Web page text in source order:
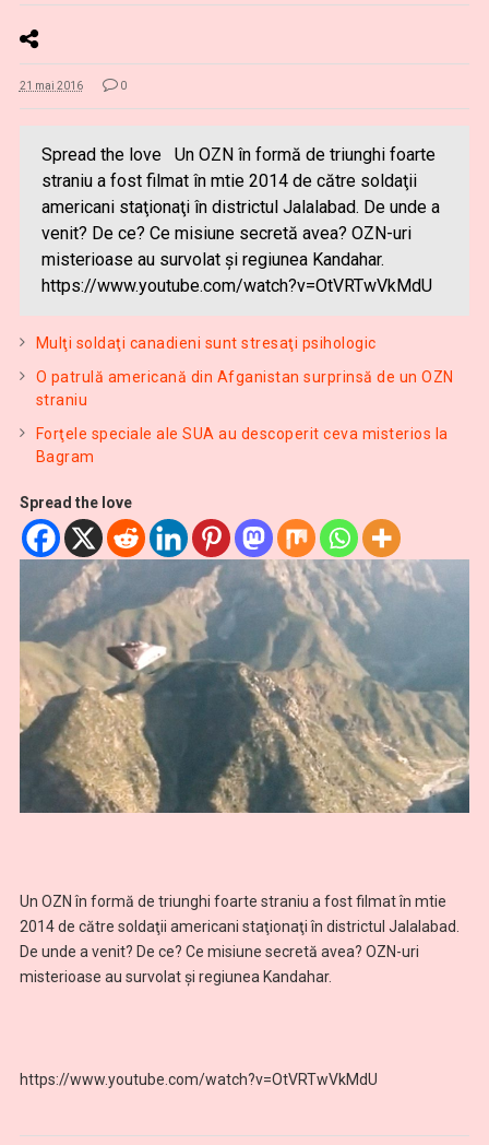
21 mai 2016 0
Spread the love Un OZN în formă de triunghi foarte
straniu a fost filmat în mtie 2014 de către soldaţii
americani staţionaţi în districtul Jalalabad. De unde a
venit? De ce? Ce misiune secretă avea? OZN-uri
misterioase au survolat şi regiunea Kandahar.
https://www.youtube.com/watch?v=OtVRTwVkMdU
Mulţi soldaţi canadieni sunt stresaţi psihologic
O patrulă americană din Afganistan surprinsă de un OZN
straniu
Forţele speciale ale SUA au descoperit ceva misterios la
Bagram
Spread the love
Un OZN în formă de triunghi foarte straniu a fost filmat în mtie
2014 de către soldaţii americani staţionaţi în districtul Jalalabad.
De unde a venit? De ce? Ce misiune secretă avea? OZN-uri
misterioase au survolat şi regiunea Kandahar.
https://www.youtube.com/watch?v=OtVRTwVkMdU